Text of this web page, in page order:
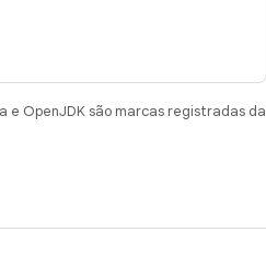
e OpenJDK são marcas registradas da